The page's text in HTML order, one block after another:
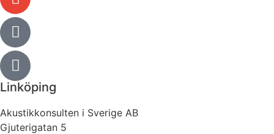
Linköping
Akustikkonsulten i Sverige AB
Gjuterigatan 5